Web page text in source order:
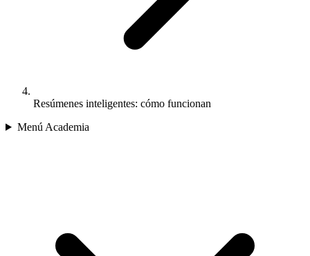
Resúmenes inteligentes: cómo funcionan
Menú Academia